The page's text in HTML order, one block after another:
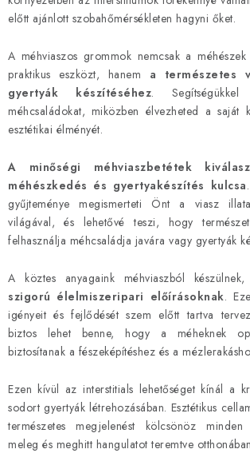
i
r
á
n
y
í
t
s
e
l
e
e
i
előtt ajánlott szobahőmérsékleten hagyni őket.
A méhviaszos grommok nemcsak a
praktikus eszközt, hanem a természetes
gyertyák készítéséhez.
méhcsaládokat, miközben élvezheted a saját
esztétikai élményét.
A minőségi méhviaszbetétek
méhészkedés és gyertyakészítés kulcsa
gyűjteménye megismerteti Önt a viasz
világával, és lehetővé teszi, hogy
felhasználja méhcsaládja javára vagy gyertyák
A köztes anyagaink méhviaszból
szigorú élelmiszeripari előírásoknak.
igényeit és fejlődését szem előtt tartva
biztos lehet benne, hogy a méheknek
biztosítanak a fészeképítéshez és a
Ezen kívül az interstitials lehetőséget kínál a
sodort gyertyák létrehozásában. Esztétikus
természetes megjelenést kölcsönöz minden
meleg és meghitt hangulatot teremtve